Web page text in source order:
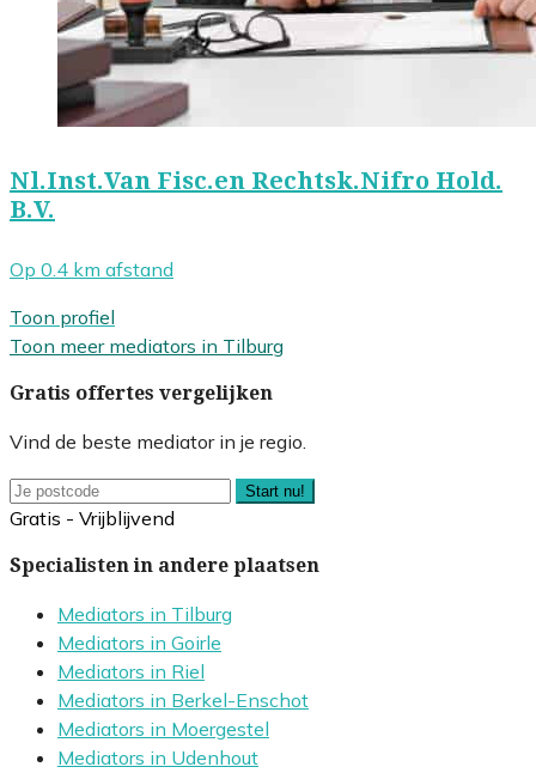
Nl.Inst.Van Fisc.en Rechtsk.Nifro Hold.
B.V.
Op 0.4 km afstand
Toon profiel
Toon meer mediators in Tilburg
Gratis offertes vergelijken
Vind de beste mediator in je regio.
Start nu!
Gratis - Vrijblijvend
Specialisten in andere plaatsen
Mediators in Tilburg
Mediators in Goirle
Mediators in Riel
Mediators in Berkel-Enschot
Mediators in Moergestel
Mediators in Udenhout